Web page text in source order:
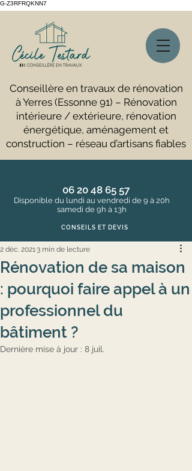
G-Z3RFRQKNN7
Conseillère en travaux de rénovation
à Yerres (Essonne 91) – Rénovation
intérieure / extérieure, rénovation
énergétique, aménagement et
construction – réseau d’artisans fiables
06 20 48 65 57
Disponible du lundi au vendredi de 9 à 20h
samedi de 9h à 13h
CONSEILS ET DEVIS
Rénovation de sa maison
: pourquoi faire appel à un
professionnel du
bâtiment ?
2 déc. 20213 min de lecture
Dernière mise à jour : 8 juil.